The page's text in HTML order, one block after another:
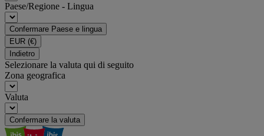
Paese/Regione - Lingua
Confermare Paese e lingua
EUR (€)
Indietro
Selezionare la valuta qui di seguito
Zona geografica
Valuta
Confermare la valuta